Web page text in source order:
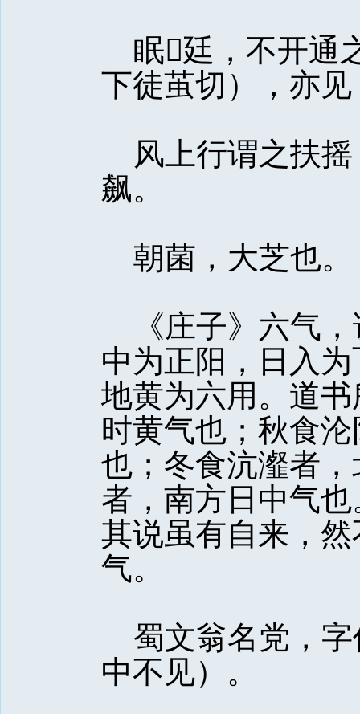
眠廷，不开通
下徒茧切），亦
风上行谓之扶摇
飙。
朝菌，大芝也。
《庄子》六气，
中为正阳，日入
地黄为六用。道
时黄气也；秋食
也；冬食沆瀣者
者，南方日中气
其说虽有自来，
气。
蜀文翁名党，字
中不见）。